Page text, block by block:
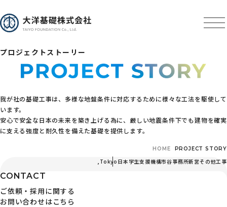
プロジェクトストーリー
我が社の基礎工事は、多様な地盤条件に対応するために様々な工法を駆使して
います。
安心で安全な日本の未来を築き上げる為に、厳しい地震条件下でも建物を確実
に支える強度と耐久性を備えた基礎を提供します。
HOME PROJECT STORY
, Tokyo 日本学生支援機構市谷事務所新営その他工事
CONTACT
ご依頼・採用に関する
お問い合わせはこちら